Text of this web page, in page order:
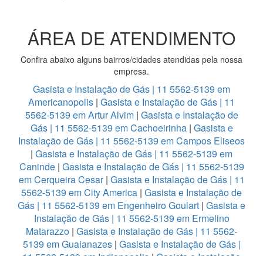
ÁREA DE ATENDIMENTO
Confira abaixo alguns bairros/cidades atendidas pela nossa
empresa.
Gasista e Instalação de Gás | 11 5562-5139 em
Americanopolis | Gasista e Instalação de Gás | 11
5562-5139 em Artur Alvim | Gasista e Instalação de
Gás | 11 5562-5139 em Cachoeirinha| Gasista e
Instalação de Gás | 11 5562-5139 em Campos Eliseos
| Gasista e Instalação de Gás | 11 5562-5139 em
Caninde| Gasista e Instalação de Gás | 11 5562-5139
em Cerqueira Cesar| Gasista e Instalação de Gás | 11
5562-5139 em City America | Gasista e Instalação de
Gás | 11 5562-5139 em Engenheiro Goulart | Gasista e
Instalação de Gás | 11 5562-5139 em Ermelino
Matarazzo | Gasista e Instalação de Gás | 11 5562-
5139 em Guaianazes| Gasista e Instalação de Gás |